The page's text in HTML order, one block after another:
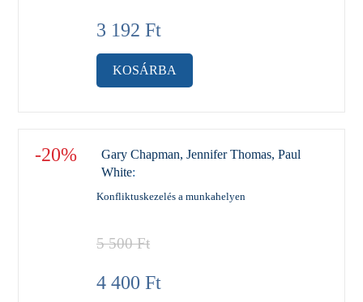
3 192 Ft
KOSÁRBA
-20%
Gary Chapman, Jennifer Thomas, Paul
White:
Konfliktuskezelés a munkahelyen
5 500Ft
4 400 Ft